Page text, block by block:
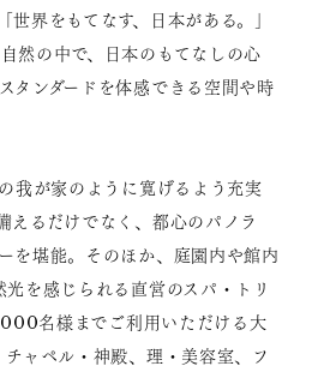
世界をもてなす、日本がある。」
然の中で、日本のもてなしの心
タンダードを体感できる空間や時
我が家のように寛げるよう充実
えるだけでなく、都心のパノラ
を堪能。そのほか、庭園内や館内
を感じられる直営のスパ・トリ
名様までご利用いただける大
ャペル・神殿、理・美容室、フ